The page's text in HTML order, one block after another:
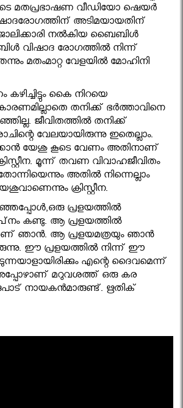
മതപ്രഭാഷണ വീഡിയോ ഷെയര്‍
അടിമയായതിന്
ജോലിക്കാരി നല്‍കിയ ബൈബിള്‍
വിഷാദ രോഗത്തില്‍ നിന്ന്
മതംമാറ്റ വേളയില്‍ മോഹിനി
കൈ നിറയെ
കാരണമില്ലാതെ തനിക്ക് ഭര്‍ത്താവിനെ
ജീവിതത്തില്‍ തനിക്ക്
വേലയായിരുന്നു ഇതെല്ലാം.
യേശു കൂടെ വേണം അതിനാണ്
മൂന്ന് തവണ വിവാഹജീവിതം
അതില്‍ നിന്നെല്ലാം
ക്രിസ്റ്റീന.
പ്രളയത്തില്‍
കണ്ടു. ആ പ്രളയത്തില്‍
ഞാന്‍. ആ പ്രളയമത്രയും ഞാന്‍
ഈ പ്രളയത്തില്‍ നിന്ന് ഈ
എന്റെ ദൈവമെന്ന്
മറുവശത്ത് ഒരു കര
നായകന്‍മാരുണ്ട്. ഋതിക്